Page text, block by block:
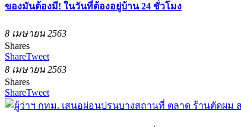
ของมันต้องมี! ในวันที่ต้องอยู่บ้าน 24 ชั่วโมง
8 เมษายน 2563
Shares
ShareTweet
8 เมษายน 2563
Shares
ShareTweet